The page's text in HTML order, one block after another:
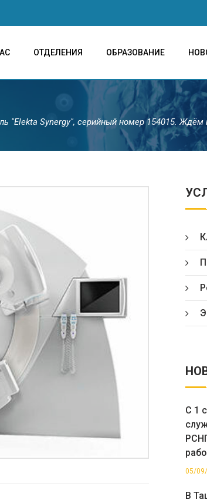
ОТДЕЛЕНИЯ ОБРАЗОВАНИЕ
"Elekta Synergy", серийный номер 154015.
С 1
05/
В